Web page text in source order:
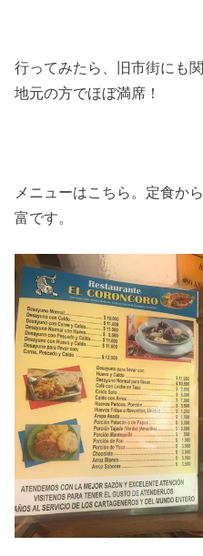
行ってみたら、旧市街にも
地元の方でほぼ満席！
メニューはこちら。定食か
富です。